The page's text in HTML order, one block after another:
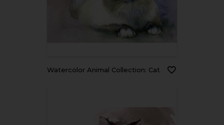
Watercolor Animal Collection: Cat